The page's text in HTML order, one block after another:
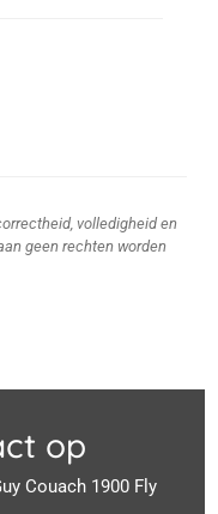
volledigheid en
geen rechten worden
op
Couach 1900 Fly